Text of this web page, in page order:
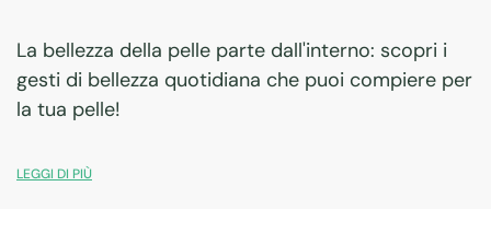
La bellezza della pelle parte dall'interno: scopri i
gesti di bellezza quotidiana che puoi compiere per
la tua pelle!
LEGGI DI PIÙ